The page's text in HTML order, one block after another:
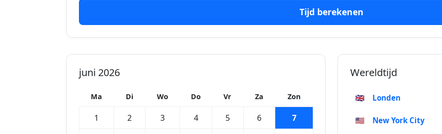
Tijd berekenen
juni 2026
Ma Di Wo Do Vr Za Zon
1 2 3 4 5 6 7
Wereldtijd
🇬🇧 Londen
🇺🇸 New York City